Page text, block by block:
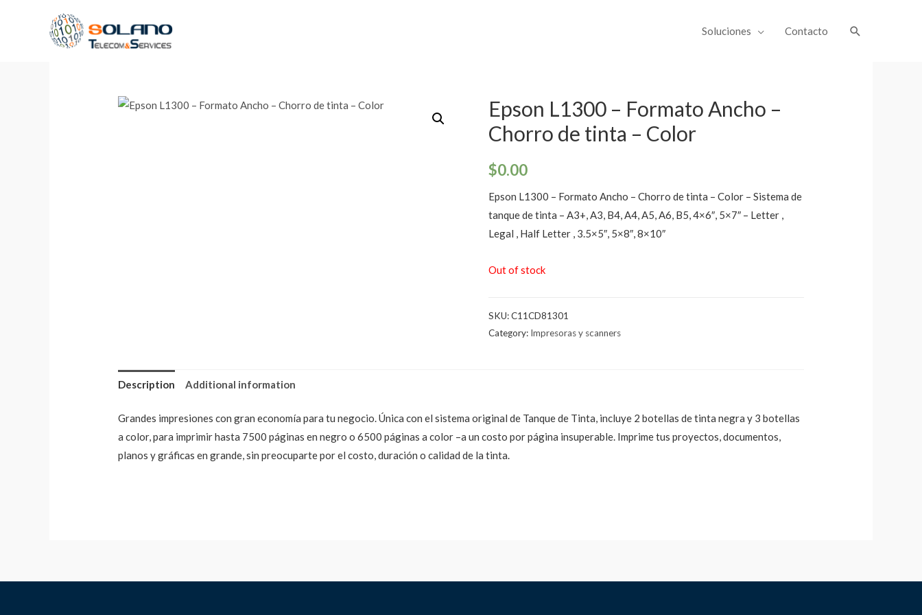
Soluciones Contacto
Epson L1300 – Formato Ancho –
Chorro de tinta – Color
$0.00
Epson L1300 – Formato Ancho – Chorro de tinta – Color – Sistema de
tanque de tinta – A3+, A3, B4, A4, A5, A6, B5, 4×6″, 5×7″ – Letter ,
Legal , Half Letter , 3.5×5″, 5×8″, 8×10″
Out of stock
SKU:C11CD81301
Category: Impresoras y scanners
Description Additional information
Grandes impresiones con gran economía para tu negocio. Única con el sistema original de Tanque de Tinta, incluye 2 botellas de tinta negra y 3 botellas
a color, para imprimir hasta 7500 páginas en negro o 6500 páginas a color –a un costo por página insuperable. Imprime tus proyectos, documentos,
planos y gráficas en grande, sin preocuparte por el costo, duración o calidad de la tinta.